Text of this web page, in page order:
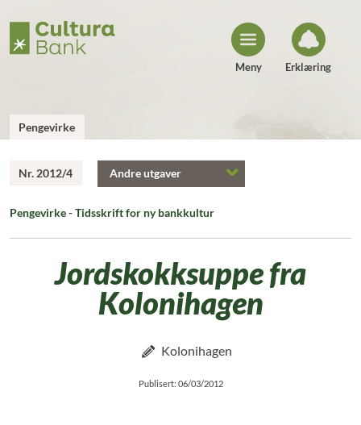
o
Meny Erklæring
Pengevirke
Nr. 2012/4 Andre utgaver
Pengevirke - Tidsskrift for ny bankkultur
Jordskokksuppe fra
Kolonihagen
Kolonihagen
Publisert: 06/03/2012